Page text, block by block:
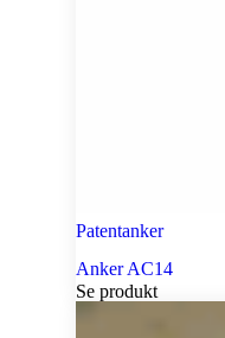
Patentanker
Anker AC14
Se produkt